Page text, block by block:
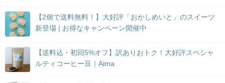
【2個で送料無料！】大好評「おかしめいと」のスイーツ
新登場 | お得なキャンペーン開催中
【送料込・初回5%オフ】訳ありおトク！大好評スペシャ
ルティコーヒー豆｜Aima